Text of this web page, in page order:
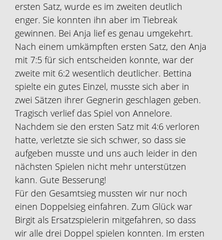
ersten Satz, wurde es im zweiten deutlich
enger. Sie konnten ihn aber im Tiebreak
gewinnen. Bei Anja lief es genau umgekehrt.
Nach einem umkämpften ersten Satz, den Anja
mit 7:5 für sich entscheiden konnte, war der
zweite mit 6:2 wesentlich deutlicher. Bettina
spielte ein gutes Einzel, musste sich aber in
zwei Sätzen ihrer Gegnerin geschlagen geben.
Tragisch verlief das Spiel von Annelore.
Nachdem sie den ersten Satz mit 4:6 verloren
hatte, verletzte sie sich schwer, so dass sie
aufgeben musste und uns auch leider in den
nächsten Spielen nicht mehr unterstützen
kann. Gute Besserung!
Für den Gesamtsieg mussten wir nur noch
einen Doppelsieg einfahren. Zum Glück war
Birgit als Ersatzspielerin mitgefahren, so dass
wir alle drei Doppel spielen konnten. Im ersten